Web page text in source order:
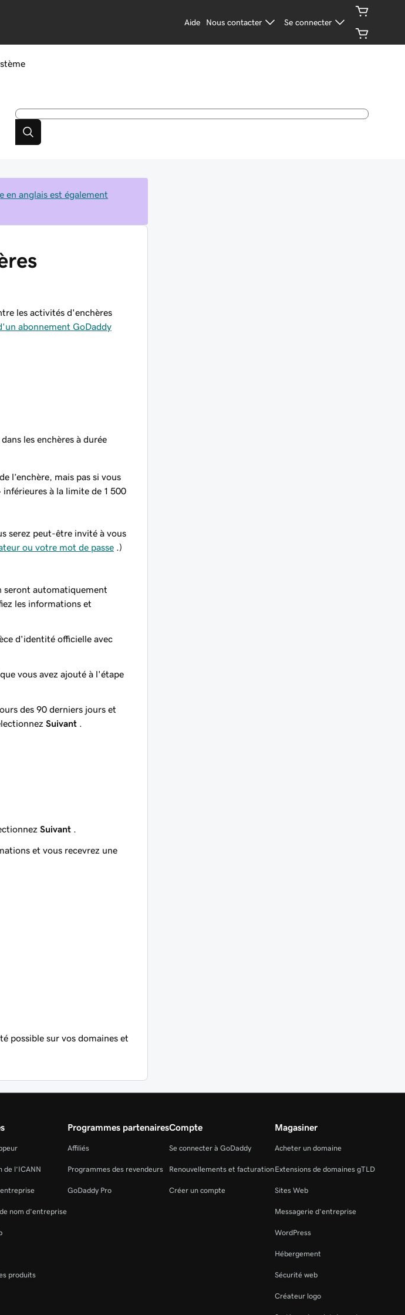
Aide Nous contacter Se connecter
en anglais est également
les activités d'enchères
abonnement GoDaddy
les enchères à durée
l’enchère, mais pas si vous
à la limite de 1 500
serez peut-être invité à vous
ou votre mot de passe .)
seront automatiquement
les informations et
d'identité officielle avec
vous avez ajouté à l'étape
des 90 derniers jours et
Suivant
Suivant
et vous recevrez une
possible sur vos domaines et
de l’ICANN
nom d’entreprise
produits
Programmes partenaires
Affiliés
Programmes des revendeurs
GoDaddy Pro
Compte
Se connecter à GoDaddy
Renouvellements et facturation
Créer un compte
Magasiner
Acheter un domaine
Extensions de domaines gTLD
Sites Web
Messagerie d’entreprise
WordPress
Hébergement
Sécurité web
Créateur logo